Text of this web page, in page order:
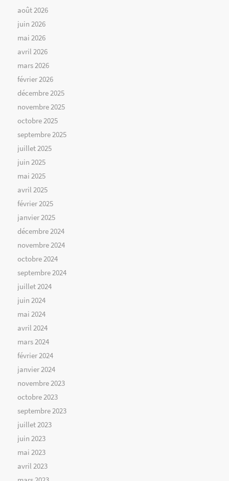
août 2026
juin 2026
mai 2026
avril 2026
mars 2026
février 2026
décembre 2025
novembre 2025
octobre 2025
septembre 2025
juillet 2025
juin 2025
mai 2025
avril 2025
février 2025
janvier 2025
décembre 2024
novembre 2024
octobre 2024
septembre 2024
juillet 2024
juin 2024
mai 2024
avril 2024
mars 2024
février 2024
janvier 2024
novembre 2023
octobre 2023
septembre 2023
juillet 2023
juin 2023
mai 2023
avril 2023